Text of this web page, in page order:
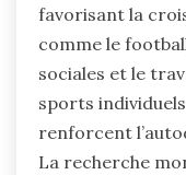
favorisant la
comme le
sociales et le
sports
renforcent
La recherche